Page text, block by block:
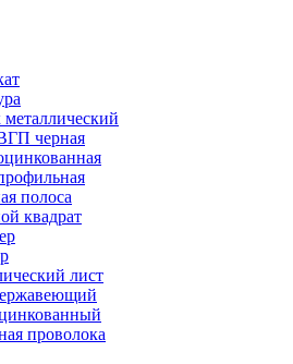
металлический
черная
полоса
квадрат
лист
проволока